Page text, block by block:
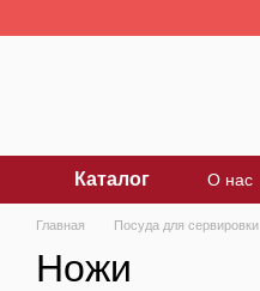
Каталог О нас
Главная Посуда для сервировки
Ножи